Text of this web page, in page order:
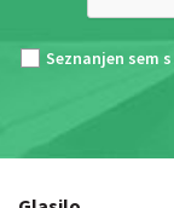
Seznanjen sem s